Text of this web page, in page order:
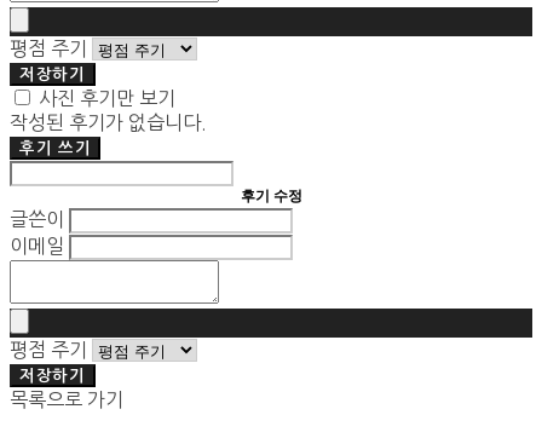
평점 주기
저장하기
사진 후기만 보기
작성된 후기가 없습니다.
후기 쓰기
후기 수정
글쓴이
이메일
평점 주기
저장하기
목록으로 가기